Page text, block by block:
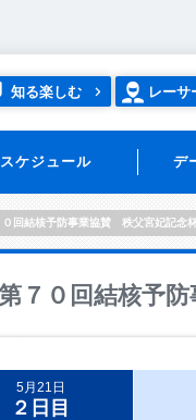
知る楽しむ レーサ
ケジュール デ
０回結核予防事業協賛 秩父宮妃記念
７０回結核予
5月21日
２日目